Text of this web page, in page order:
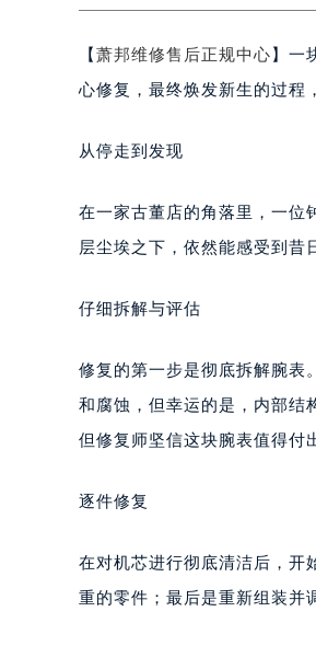
济南市历下区
广州市天河区
厦门市思明区
福州市鼓楼区
郑州市二七区
太原市迎泽
沈阳市沈河区
大连市中山区
佛山市禅城区
【萧邦维修售后正规中心】一
心修复，最终焕发新生的过程
从停走到发现
在一家古董店的角落里，一位
层尘埃之下，依然能感受到昔
仔细拆解与评估
修复的第一步是彻底拆解腕表
和腐蚀，但幸运的是，内部结
但修复师坚信这块腕表值得付
逐件修复
在对机芯进行彻底清洁后，开
重的零件；最后是重新组装并